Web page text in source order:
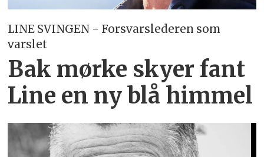
LINE SVINGEN - Forsvarslederen som
varslet
Bak mørke skyer fant
Line en ny blå himmel